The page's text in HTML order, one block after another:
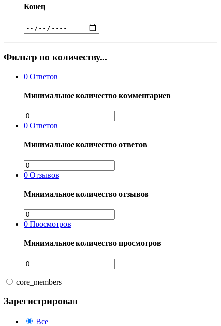
Конец
Фильтр по количеству...
0 Ответов
Минимальное количество комментариев
0 Ответов
Минимальное количество ответов
0 Отзывов
Минимальное количество отзывов
0 Просмотров
Минимальное количество просмотров
core_members
Зарегистрирован
Все